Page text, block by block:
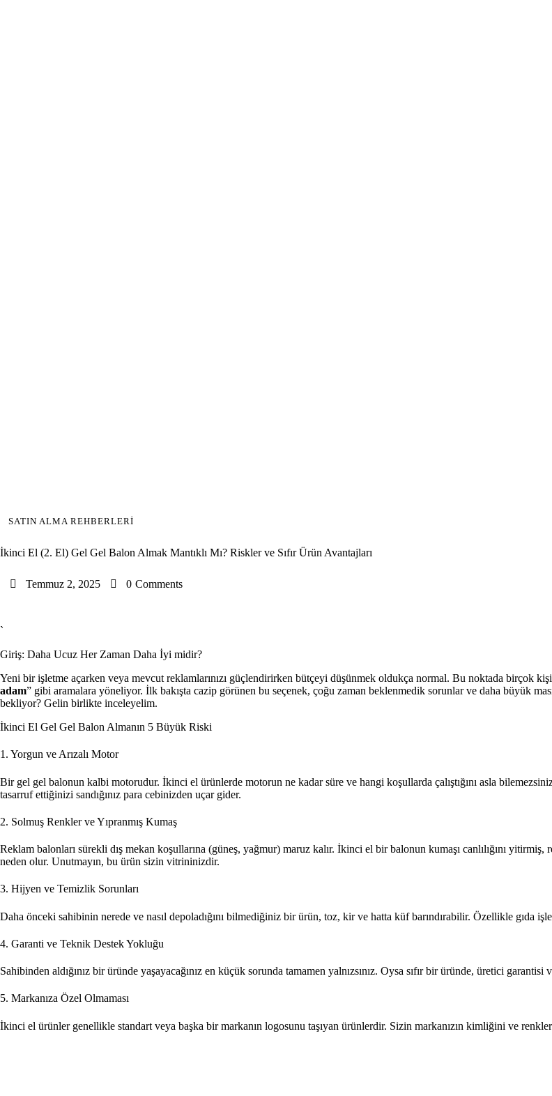
SATIN ALMA REHBERLERI
İkinci El (2. El) Gel Gel Balon Almak Mantıklı Mı? Riskler ve Sıfır Ürün Avantajları
Temmuz 2, 2025 0 Comments
`
Giriş: Daha Ucuz Her Zaman Daha İyi midir?
Yeni bir işletme açarken veya mevcut reklamlarınızı güçlendirirken bütçeyi düşünmek oldukça normal. Bu noktada birçok
adam” gibi aramalara yöneliyor. İlk bakışta cazip görünen bu seçenek, çoğu zaman beklenmedik sorunlar ve daha büyük
bekliyor? Gelin birlikte inceleyelim.
İkinci El Gel Gel Balon Almanın 5 Büyük Riski
1. Yorgun ve Arızalı Motor
Bir gel gel balonun kalbi motorudur. İkinci el ürünlerde motorun ne kadar süre ve hangi koşullarda çalıştığını asla
tasarruf ettiğinizi sandığınız para cebinizden uçar gider.
2. Solmuş Renkler ve Yıpranmış Kumaş
Reklam balonları sürekli dış mekan koşullarına (güneş, yağmur) maruz kalır. İkinci el bir balonun kumaşı canlılığını
neden olur. Unutmayın, bu ürün sizin vitrininizdir.
3. Hijyen ve Temizlik Sorunları
Daha önceki sahibinin nerede ve nasıl depoladığını bilmediğiniz bir ürün, toz, kir ve hatta küf barındırabilir. Özellikle gıda
4. Garanti ve Teknik Destek Yokluğu
Sahibinden aldığınız bir üründe yaşayacağınız en küçük sorunda tamamen yalnızsınız. Oysa sıfır bir üründe, üretici
5. Markanıza Özel Olmaması
İkinci el ürünler genellikle standart veya başka bir markanın logosunu taşıyan ürünlerdir. Sizin markanızın kimliğini ve